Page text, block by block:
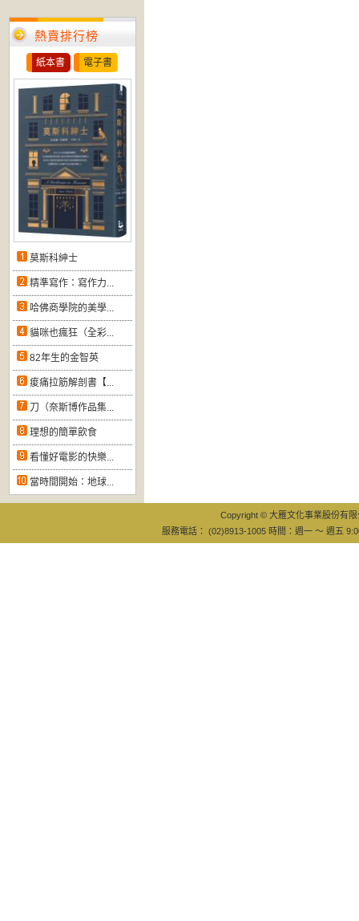
熱賣排行榜
紙本書 電子書
莫斯科紳士
精準寫作：寫作力...
哈佛商學院的美學...
貓咪也瘋狂（全彩...
82年生的金智英
痠痛拉筋解剖書【...
刀（奈斯博作品集...
理想的簡單飲食
看懂好電影的快樂...
當時間開始：地球...
Copyright © 大雁文化事業股份有
服務電話： (02)8913-1005 時間：週一 ～ 週五